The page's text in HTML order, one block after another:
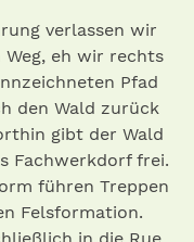
verlassen wir
Weg, eh wir rechts
Pfad
den Wald zurück
gibt der Wald
Fachwerkdorf frei.
führen Treppen
Felsformation.